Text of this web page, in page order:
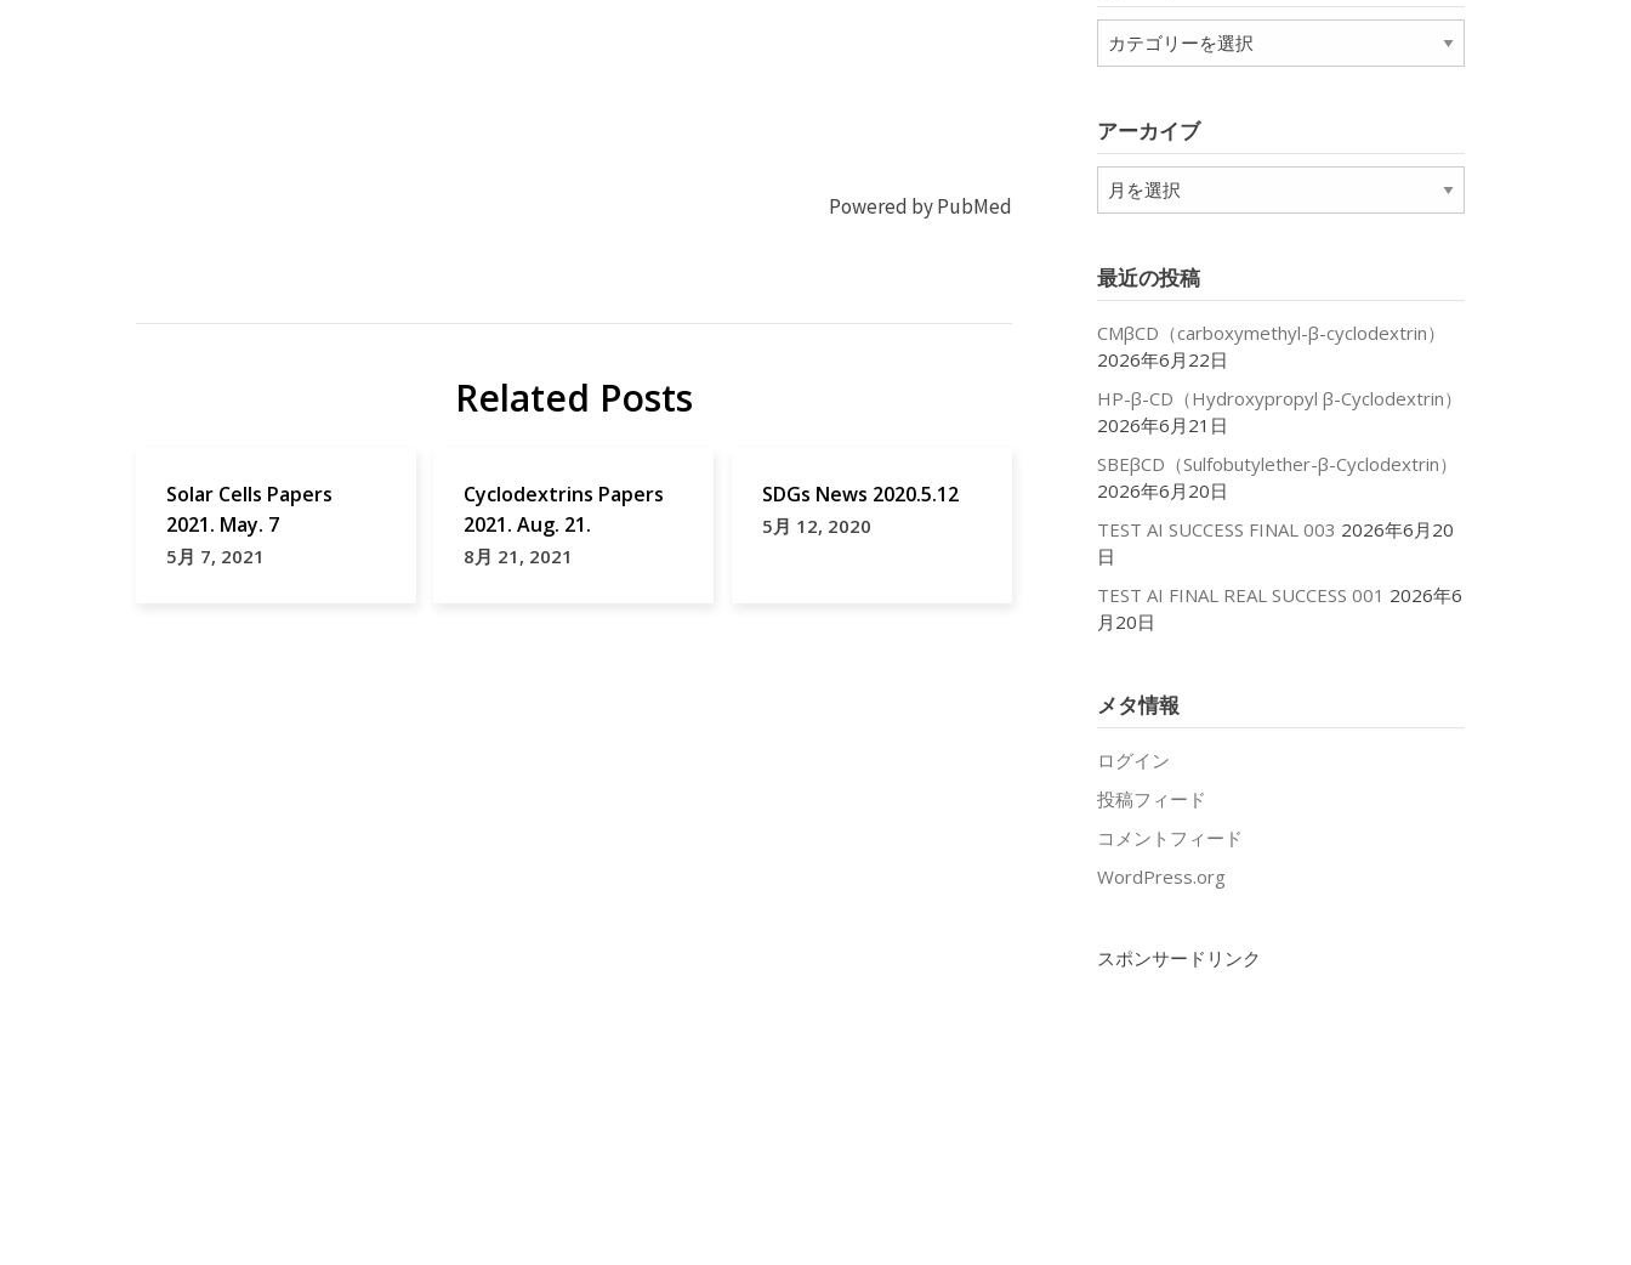
Powered by PubMed
Display
ス
マ
ホ
Related Posts
Solar Cells Papers
2021. May. 7
5月 7, 2021
Cyclodextrins Papers
2021. Aug. 21.
8月 21, 2021
SDGs News 2020.5.12
5月 12, 2020
テ
ー
アーカイブ
ア
ー
ブ
最近の投稿
CMβCD（carboxymethyl-β-cyclodextrin）
2026年6月22日
HP-β-CD（Hydroxypropyl β-Cyclodextrin）
2026年6月21日
SBEβCD（Sulfobutylether-β-Cyclodextrin）
2026年6月20日
TEST AI SUCCESS FINAL 003 2026年6月20
日
TEST AI FINAL REAL SUCCESS 001 2026年6
月20日
メタ情報
ログイン
投稿フィード
コメントフィード
WordPress.org
スポンサードリンク